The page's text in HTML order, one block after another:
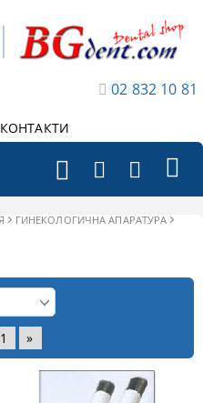
02 832 10 81
КОНТАКТИ
ГИНЕКОЛОГИЧНА АПАРАТУРА
1 »